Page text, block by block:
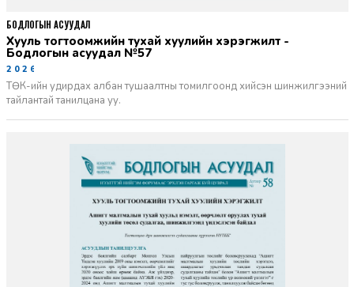
Хууль тогтоомжийн тухай хуулийн хэрэгжилт -
Бодлогын асуудал №57
2026-06-02
ТӨК-ийн удирдах албан тушаалтны томилгоонд хийсэн шинжилгээний
тайлантай танилцана уу.
БОДЛОГЫН АСУУДАЛ